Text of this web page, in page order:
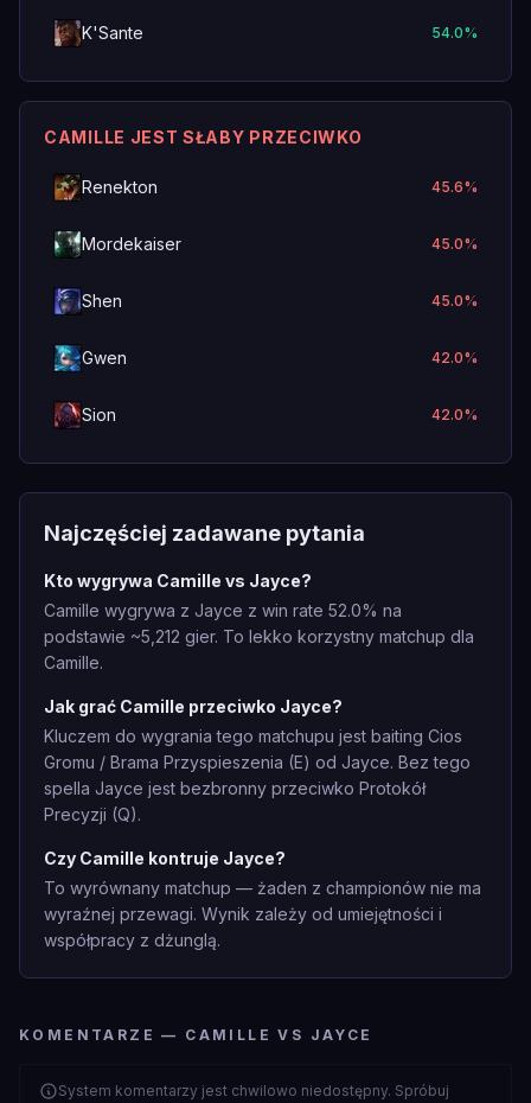
K'Sante 54.0%
CAMILLE JEST SŁABY PRZECIWKO
Renekton 45.6%
Mordekaiser 45.0%
Shen 45.0%
Gwen 42.0%
Sion 42.0%
Najczęściej zadawane pytania
Kto wygrywa Camille vs Jayce?
Camille wygrywa z Jayce z win rate 52.0% na
podstawie ~5,212 gier. To lekko korzystny matchup dla
Camille.
Jak grać Camille przeciwko Jayce?
Kluczem do wygrania tego matchupu jest baiting Cios
Gromu / Brama Przyspieszenia (E) od Jayce. Bez tego
spella Jayce jest bezbronny przeciwko Protokół
Precyzji (Q).
Czy Camille kontruje Jayce?
To wyrównany matchup — żaden z championów nie ma
wyraźnej przewagi. Wynik zależy od umiejętności i
współpracy z dżunglą.
KOMENTARZE — CAMILLE VS JAYCE
System komentarzy jest chwilowo niedostępny. Spróbuj